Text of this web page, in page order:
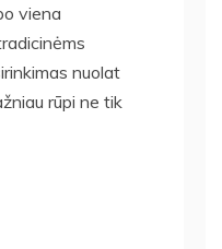
viena
nuolat
rūpi ne tik